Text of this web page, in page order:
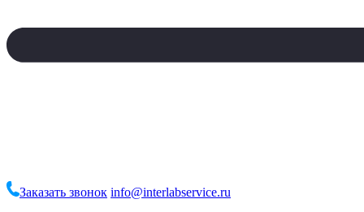
Заказать звонок info@interlabservice.ru